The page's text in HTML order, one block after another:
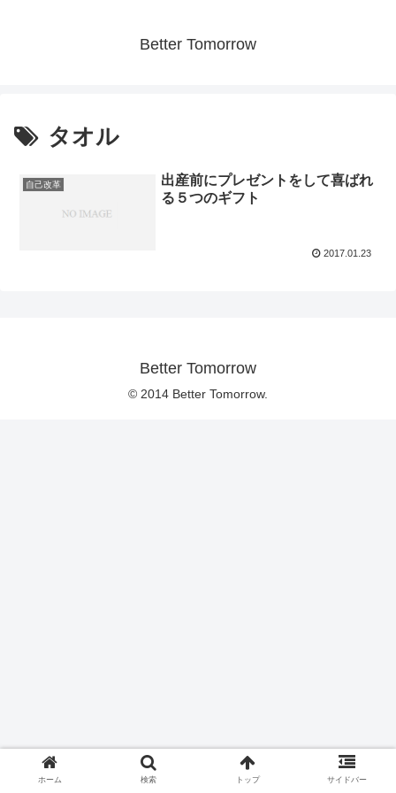
Better Tomorrow
タオル
自己改革
出産前にプレゼントをして喜ばれ
る５つのギフト
2017.01.23
Better Tomorrow
© 2014 Better Tomorrow.
ホーム 検索 トップ サイドバー